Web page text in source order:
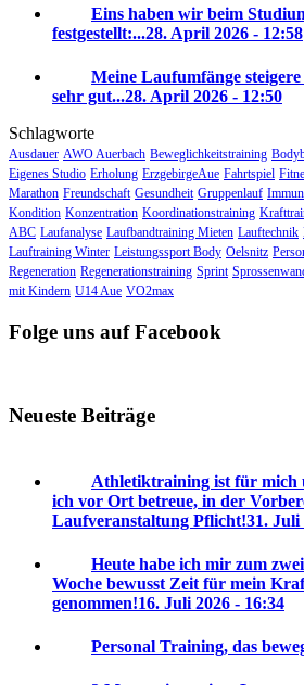
Eins haben wir beim
festgestellt:...28. April 2026 - 12:58
Meine Laufumfänge
sehr gut...28. April 2026 - 12:50
Schlagworte
Ausdauer AWO Auerbach Beweglichkeitstraining
Eigenes Studio Erholung ErzgebirgeAue Fahrtspiel
Marathon Freundschaft Gesundheit Gruppenlauf
Kondition Konzentration Koordinationstraining
ABC Laufanalyse Laufbandtraining Mieten Lauftechnik
Lauftraining Winter Leistungssport Body Oelsnitz
Regeneration Regenerationstraining Sprint
mit Kindern U14 Aue VO2max
Folge uns auf Facebook
Neueste Beiträge
Athletiktraining ist für mich
ich vor Ort betreue, in der
Laufveranstaltung Pflicht!31. Juli
Heute habe ich mir zum
Woche bewusst Zeit für mein
genommen!16. Juli 2026 - 16:34
Personal Training, das